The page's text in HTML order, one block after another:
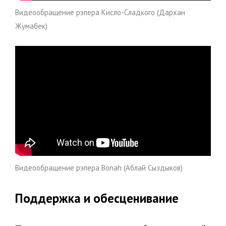
Видеообращение рэпера Кисло-Сладкого (Дархан
Жумабек)
Видеообращение рэпера Bonah (Аблай Сыздыков)
Поддержка и обесценивание